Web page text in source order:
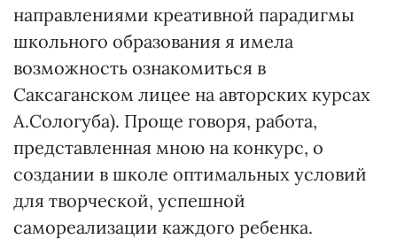
направлениями креативной парадигмы
школьного образования я имела
возможность ознакомиться в
Саксаганском лицее на авторских курсах
А.Сологуба). Проще говоря, работа,
представленная мною на конкурс, о
создании в школе оптимальных условий
для творческой, успешной
самореализации каждого ребенка.